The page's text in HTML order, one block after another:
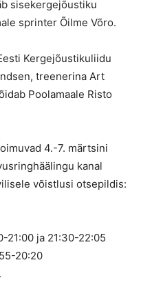
sisekergejõustiku
sprinter Õilme Võro.
Kergejõustikuliidu
treenerina Art
Poolamaale Risto
4.-7. märtsini
kanal
võistlusi otsepildis:
21:00 ja 21:30-22:05
20:20
.